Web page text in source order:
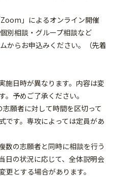
」によるオンライン開催
相談・グループ相談など
からお申込みください。（先着
施日時が異なります。内容は変
。予めご了承ください。
志願者に対して時間を区切って
です。専攻によっては定員があ
数の志願者と同時に相談を行う
日の状況に応じて、全体説明会
更とする場合があります。